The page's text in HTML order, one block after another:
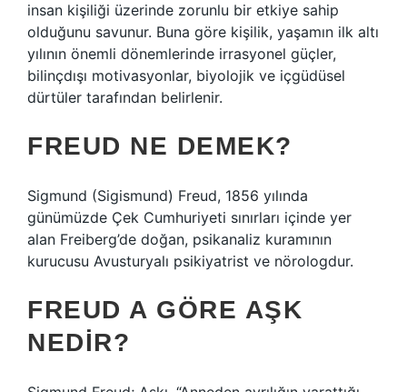
insan kişiliği üzerinde zorunlu bir etkiye sahip
olduğunu savunur. Buna göre kişilik, yaşamın ilk altı
yılının önemli dönemlerinde irrasyonel güçler,
bilinçdışı motivasyonlar, biyolojik ve içgüdüsel
dürtüler tarafından belirlenir.
FREUD NE DEMEK?
Sigmund (Sigismund) Freud, 1856 yılında
günümüzde Çek Cumhuriyeti sınırları içinde yer
alan Freiberg’de doğan, psikanaliz kuramının
kurucusu Avusturyalı psikiyatrist ve nörologdur.
FREUD A GÖRE AŞK
NEDIR?